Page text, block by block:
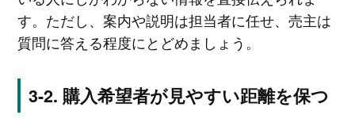
す。ただし、案内や説明は担当者に任せ、売主は
質問に答える程度にとどめましょう。
購入希望者が見やすい距離を保つ